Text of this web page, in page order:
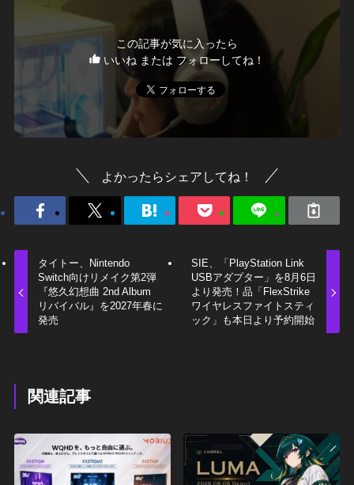
この記事が気に入ったら
いいね または フォローしてね！
よかったらシェアしてね！
タイトー、Nintendo
Switch向けリメイク第2弾
『悠久幻想曲 2nd Album
リバイバル』を2027年春に
発売
SIE、「PlayStation Link
USBアダプター」を8月6日
より発売！品「FlexStrike
ワイヤレスファイトスティ
ック」も本日より予約開始
関連記事